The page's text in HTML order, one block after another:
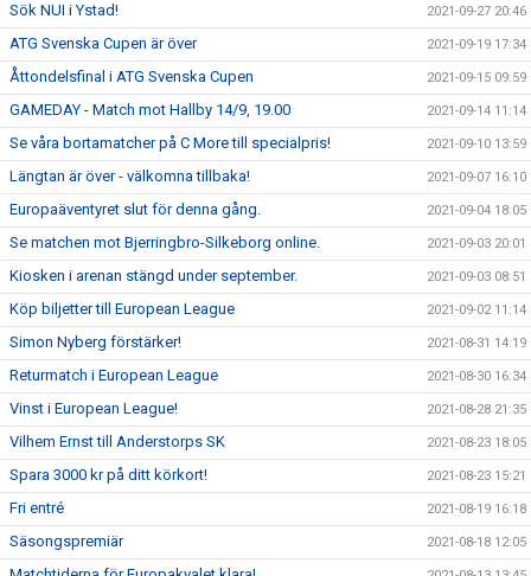
Sök NUI i Ystad! 2021-09-27 20:46
ATG Svenska Cupen är över 2021-09-19 17:34
Åttondelsfinal i ATG Svenska Cupen 2021-09-15 09:59
GAMEDAY - Match mot Hallby 14/9, 19.00 2021-09-14 11:14
Se våra bortamatcher på C More till specialpris! 2021-09-10 13:59
Längtan är över - välkomna tillbaka! 2021-09-07 16:10
Europaäventyret slut för denna gång. 2021-09-04 18:05
Se matchen mot Bjerringbro-Silkeborg online. 2021-09-03 20:01
Kiosken i arenan stängd under september. 2021-09-03 08:51
Köp biljetter till European League 2021-09-02 11:14
Simon Nyberg förstärker! 2021-08-31 14:19
Returmatch i European League 2021-08-30 16:34
Vinst i European League! 2021-08-28 21:35
Vilhem Ernst till Anderstorps SK 2021-08-23 18:05
Spara 3000 kr på ditt körkort! 2021-08-23 15:21
Fri entré 2021-08-19 16:18
Säsongspremiär 2021-08-18 12:05